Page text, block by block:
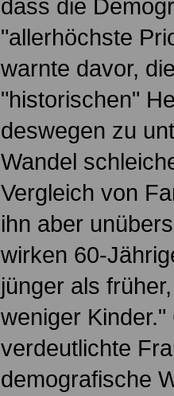
dass die
"allerhöchste
warnte davor,
"historischen"
deswegen zu
Wandel
Vergleich von
ihn aber
wirken 60-
jünger als
weniger
verdeutlichte
demografische